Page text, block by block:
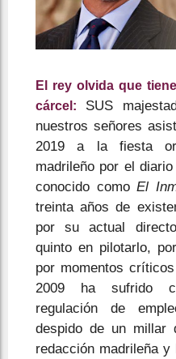
El rey olvida que
cárcel: SUS
nuestros señores
2019 a la fiesta
madrileño por el
conocido como El
treinta años de
por su actual
quinto en pilotarlo,
por momentos
2009 ha sufrido
regulación de
despido de un millar
redacción madrileña